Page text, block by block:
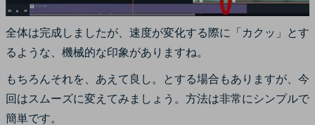
全体は完成しましたが、速度が変化する際に「カクッ」とす
るような、機械的な印象がありますね。
もちろんそれを、あえて良し。とする場合もありますが、今
回はスムーズに変えてみましょう。方法は非常にシンプルで
簡単です。